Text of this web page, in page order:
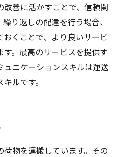
善に活かすことで、信頼関
り返しの配達を行う場合、
くことで、より良いサービ
。最高のサービスを提供す
ニケーションスキルは運送
ルです。
物を運搬しています。その